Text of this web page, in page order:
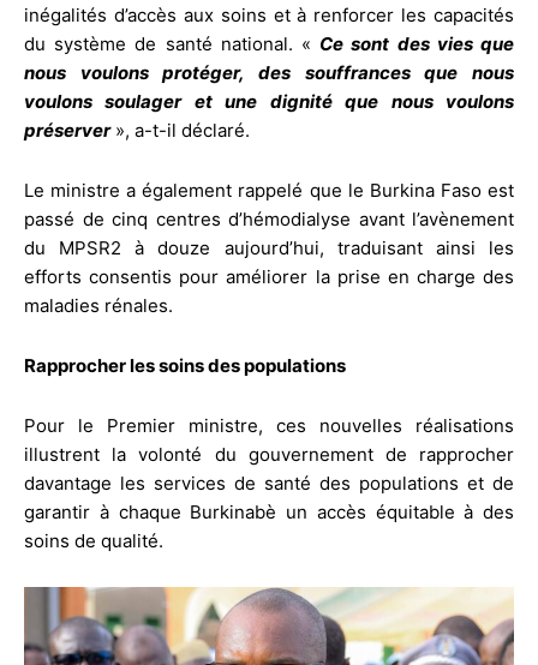
inégalités d’accès aux soins et à renforcer les capacités
du système de santé national. « Ce sont des vies que
nous voulons protéger, des souffrances que nous
voulons soulager et une dignité que nous voulons
préserver», a-t-il déclaré.
Le ministre a également rappelé que le Burkina Faso est
passé de cinq centres d’hémodialyse avant l’avènement
du MPSR2 à douze aujourd’hui, traduisant ainsi les
efforts consentis pour améliorer la prise en charge des
maladies rénales.
Rapprocher les soins des populations
Pour le Premier ministre, ces nouvelles réalisations
illustrent la volonté du gouvernement de rapprocher
davantage les services de santé des populations et de
garantir à chaque Burkinabè un accès équitable à des
soins de qualité.